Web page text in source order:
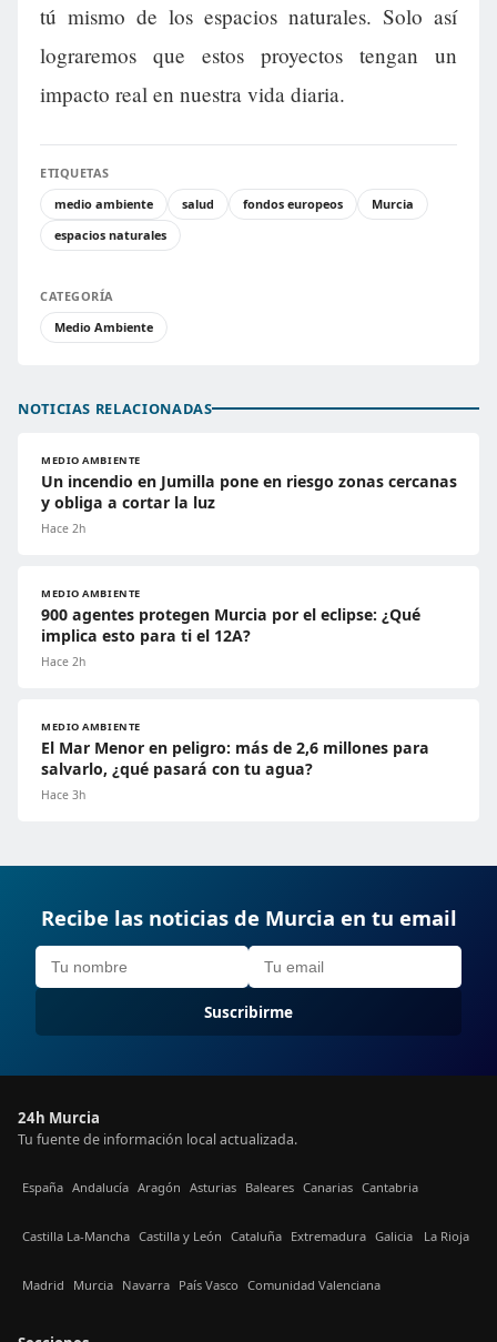
tú mismo de los espacios naturales. Solo así
lograremos que estos proyectos tengan un
impacto real en nuestra vida diaria.
ETIQUETAS
medio ambiente
salud fondos europeos
Murcia
espacios naturales
CATEGORÍA
Medio Ambiente
NOTICIAS RELACIONADAS
MEDIO AMBIENTE
Un incendio en Jumilla pone en riesgo zonas cercanas
y obliga a cortar la luz
Hace 2h
MEDIO AMBIENTE
900 agentes protegen Murcia por el eclipse: ¿Qué
implica esto para ti el 12A?
Hace 2h
MEDIO AMBIENTE
El Mar Menor en peligro: más de 2,6 millones para
salvarlo, ¿qué pasará con tu agua?
Hace 3h
Recibe las noticias de Murcia en tu email
Suscribirme
24h Murcia
Tu fuente de información local actualizada.
España Andalucía Aragón Asturias Baleares Canarias Cantabria
Castilla La-Mancha Castilla y León Cataluña Extremadura Galicia La Rioja
Madrid Murcia Navarra País Vasco Comunidad Valenciana